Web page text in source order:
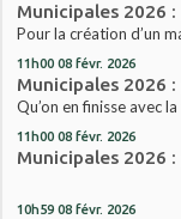
Municipales 2026
Pour la création d’un
11h00 08 févr. 2026
Municipales 2026
Qu’on en finisse avec
11h00 08 févr. 2026
Municipales 2026
10h59 08 févr. 2026